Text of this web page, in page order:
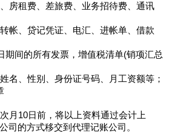
房租费、差旅费、业务招待费、通讯
帐、贷记凭证、电汇、进帐单、借款
期间的所有发票，增值税清单(销项汇总
名、性别、身份证号码、月工资额等；
月10日前，将以上资料通过会计上
司的方式移交到代理记账公司。